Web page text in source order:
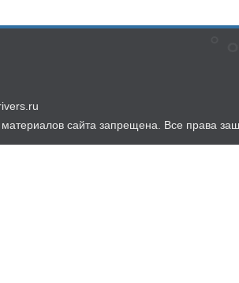
сайта запрещена. Все права